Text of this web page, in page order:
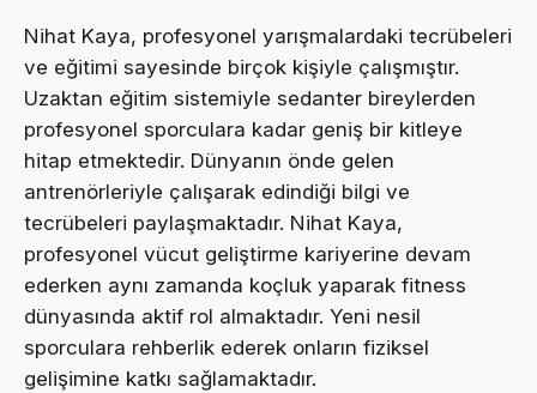
Nihat Kaya, profesyonel yarışmalardaki tecrübeleri
ve eğitimi sayesinde birçok kişiyle çalışmıştır.
Uzaktan eğitim sistemiyle sedanter bireylerden
profesyonel sporculara kadar geniş bir kitleye
hitap etmektedir. Dünyanın önde gelen
antrenörleriyle çalışarak edindiği bilgi ve
tecrübeleri paylaşmaktadır. Nihat Kaya,
profesyonel vücut geliştirme kariyerine devam
ederken aynı zamanda koçluk yaparak fitness
dünyasında aktif rol almaktadır. Yeni nesil
sporculara rehberlik ederek onların fiziksel
gelişimine katkı sağlamaktadır.